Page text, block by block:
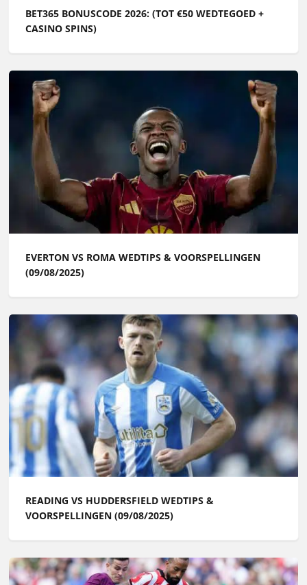
BET365 BONUSCODE 2026: (TOT €50 WEDTEGOED +
CASINO SPINS)
EVERTON VS ROMA WEDTIPS & VOORSPELLINGEN
(09/08/2025)
READING VS HUDDERSFIELD WEDTIPS &
VOORSPELLINGEN (09/08/2025)